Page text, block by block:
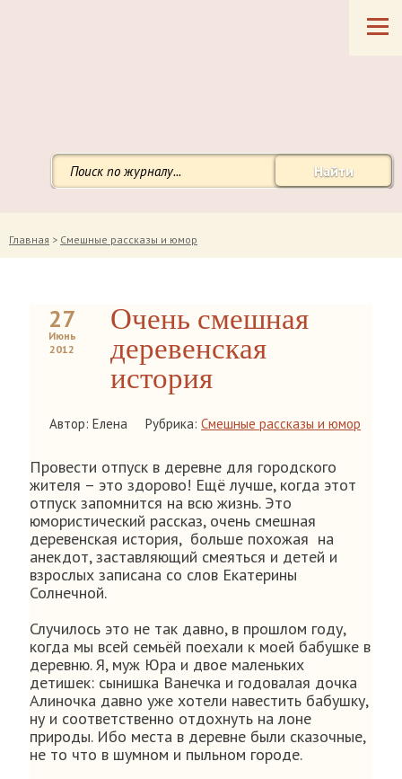
Найти
Главная > Смешные рассказы и юмор
27
Июнь
2012
Очень смешная
деревенская
история
Автор: Елена Рубрика: Смешные рассказы и юмор
Провести отпуск в деревне для городского
жителя – это здорово! Ещё лучше, когда этот
отпуск запомнится на всю жизнь. Это
юмористический рассказ, очень смешная
деревенская история, больше похожая на
анекдот, заставляющий смеяться и детей и
взрослых записана со слов Екатерины
Солнечной.
Случилось это не так давно, в прошлом году,
когда мы всей семьёй поехали к моей бабушке в
деревню. Я, муж Юра и двое маленьких
детишек: сынишка Ванечка и годовалая дочка
Алиночка давно уже хотели навестить бабушку,
ну и соответственно отдохнуть на лоне
природы. Ибо места в деревне были сказочные,
не то что в шумном и пыльном городе.